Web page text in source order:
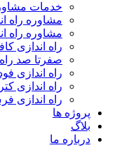
خدمات
مشاوره راه
مشاوره راه
راه اندازی
صفرتا صد
راه اندازی
راه اندازی
راه اندازی
پروژه ها
بلاگ
درباره ما